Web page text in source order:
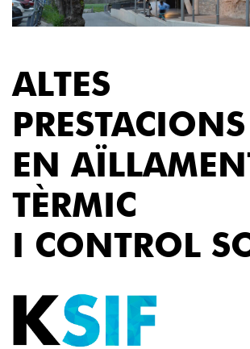
ALTES
PRESTACIONS
EN
TÈRMIC
I CONTROL